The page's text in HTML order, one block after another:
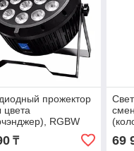
прожектор
RGBW
Big Dipper LPC004
₸ 69